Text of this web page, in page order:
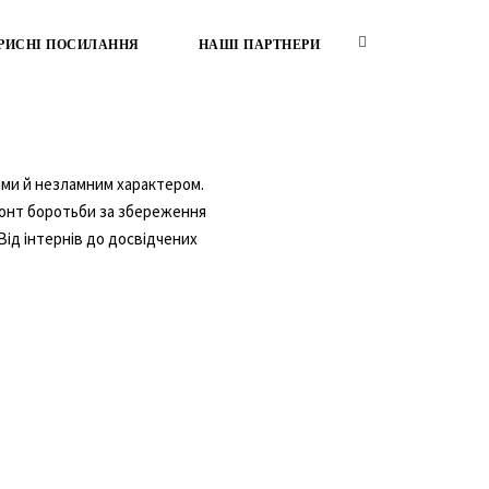
ПОСИЛАННЯ НАШІ ПАРТНЕРИ
й незламним характером.
боротьби за збереження
інтернів до досвідчених